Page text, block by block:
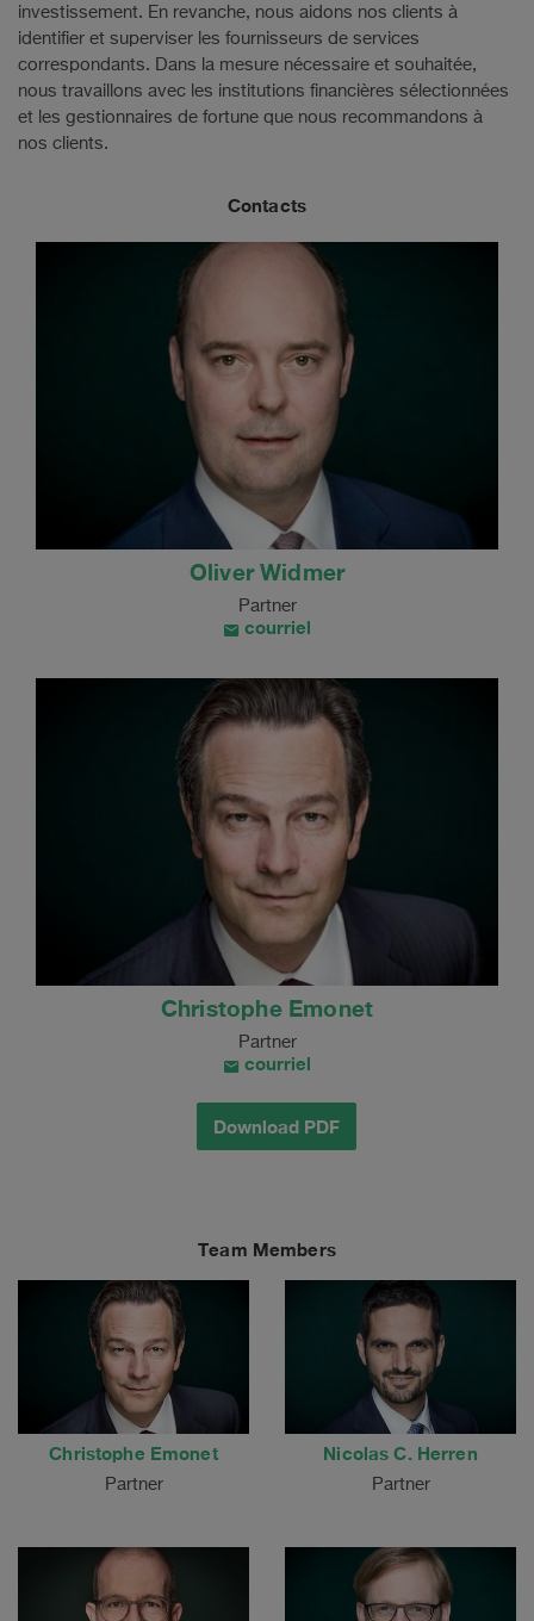
investissement. En revanche, nous aidons nos clients à
identifier et superviser les fournisseurs de services
correspondants. Dans la mesure nécessaire et souhaitée,
nous travaillons avec les institutions financières sélectionnées
et les gestionnaires de fortune que nous recommandons à
nos clients.
Contacts
Oliver Widmer
Partner
courriel
Christophe Emonet
Partner
courriel
Download PDF
Team Members
Christophe Emonet
Partner
Nicolas C. Herren
Partner